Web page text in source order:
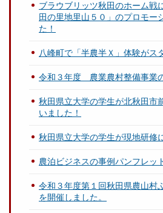
ブラウブリッツ秋田のホーム戦
田の里地里山５０」のプロモー
た！
八峰町で「半農半Ｘ」体験がス
令和３年度 農業農村整備事業
秋田県立大学の学生が北秋田市
いました！
秋田県立大学の学生が現地研修
農泊ビジネスの事例パンフレッ
令和３年度第１回秋田県農山村
を開催しました。